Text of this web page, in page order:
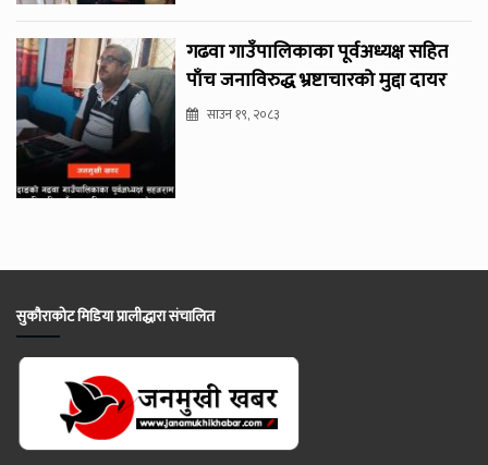
गढवा गाउँपालिकाका पूर्वअध्यक्ष सहित
पाँच जनाविरुद्ध भ्रष्टाचारको मुद्दा दायर
साउन १९, २०८३
सुकौराकोट मिडिया प्रालीद्धारा संचालित